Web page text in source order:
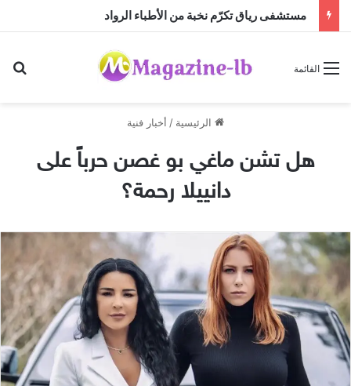
مستشفى رياق تكرّم نخبة من الأطباء الرواد
القائمة
الرئيسية / أخبار فنية
هل تشن ماغي بو غصن حرباً على
دانييلا رحمة؟